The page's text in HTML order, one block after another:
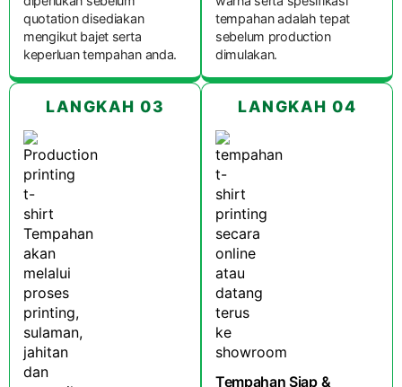
quotation disediakan
mengikut bajet serta
keperluan tempahan anda.
tempahan adalah tepat
sebelum production
dimulakan.
LANGKAH 03 LANGKAH 04
Tempahan Siap &